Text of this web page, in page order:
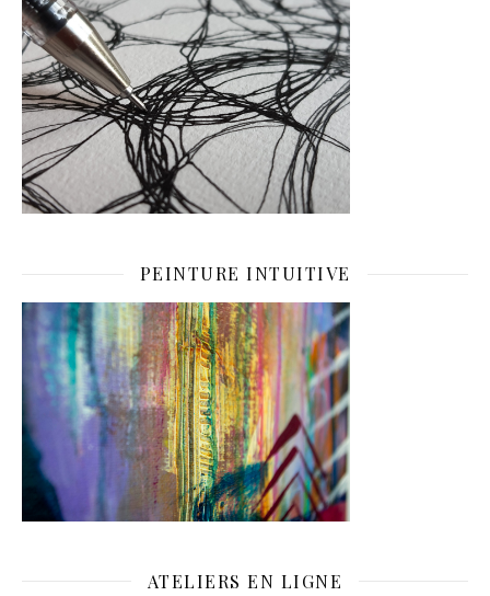
PEINTURE INTUITIVE
ATELIERS EN LIGNE